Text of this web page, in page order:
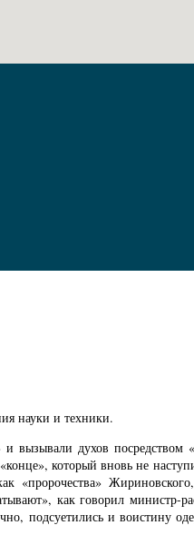
науки и техники.
духов
который вновь не
«пророчества»
как говорил
подсуетились и воистину